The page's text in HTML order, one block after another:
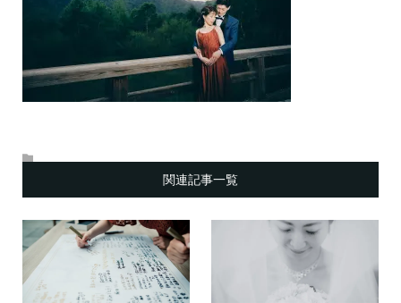
関連記事一覧